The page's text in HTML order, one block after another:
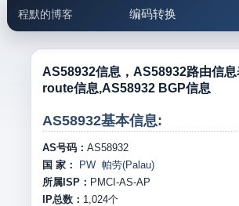
程默的博客 编码转换
邮件工具 生活便民
5.1支付宝大红包
AS58932信息，AS58932路由信
route信息,AS58932 BGP信息
AS58932基本信息:
AS号码： AS58932
国 家：
PW 帕劳(Palau)
所属ISP： PMCI-AS-AP
IP总数： 1,024个